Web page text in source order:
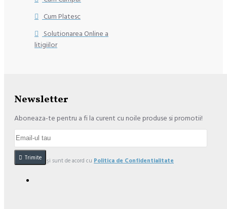
Cum Platesc
Solutionarea Online a
litigiilor
Newsletter
Aboneaza-te pentru a fi la curent cu noile produse si promotii!
Trimite
Am citit şi sunt de acord cu Politica de Confidentialitate